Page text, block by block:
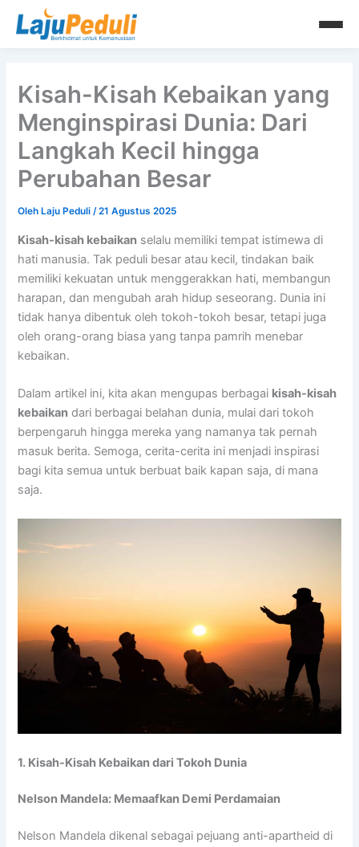
Kisah-Kisah Kebaikan yang
Menginspirasi Dunia: Dari
Langkah Kecil hingga
Perubahan Besar
Oleh Laju Peduli/21 Agustus 2025
Kisah-kisah kebaikan selalu memiliki tempat istimewa di
hati manusia. Tak peduli besar atau kecil, tindakan baik
memiliki kekuatan untuk menggerakkan hati, membangun
harapan, dan mengubah arah hidup seseorang. Dunia ini
tidak hanya dibentuk oleh tokoh-tokoh besar, tetapi juga
oleh orang-orang biasa yang tanpa pamrih menebar
kebaikan.
Dalam artikel ini, kita akan mengupas berbagai kisah-kisah
kebaikan dari berbagai belahan dunia, mulai dari tokoh
berpengaruh hingga mereka yang namanya tak pernah
masuk berita. Semoga, cerita-cerita ini menjadi inspirasi
bagi kita semua untuk berbuat baik kapan saja, di mana
saja.
1. Kisah-Kisah Kebaikan dari Tokoh Dunia
Nelson Mandela: Memaafkan Demi Perdamaian
Nelson Mandela dikenal sebagai pejuang anti-apartheid di